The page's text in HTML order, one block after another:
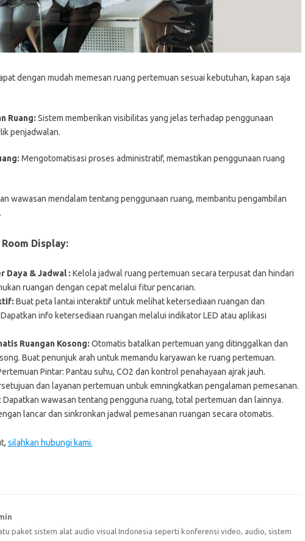
dengan mudah memesan ruang pertemuan sesuai kebutuhan, kapan saja
Ruang: Sistem memberikan visibilitas yang jelas terhadap penggunaan
penjadwalan.
Mengotomatisasi proses administratif, memastikan penggunaan ruang
wawasan mendalam tentang penggunaan ruang, membantu pengambilan
Display:
Daya & Jadwal : Kelola jadwal ruang pertemuan secara terpusat dan hindari
ruangan dengan cepat melalui fitur pencarian.
Buat peta lantai interaktif untuk melihat ketersediaan ruangan dan
info ketersediaan ruangan melalui indikator LED atau aplikasi
Ruangan Kosong: Otomatis batalkan pertemuan yang ditinggalkan dan
Buat penunjuk arah untuk memandu karyawan ke ruang pertemuan.
Pintar: Pantau suhu, CO2 dan kontrol penahayaan ajrak jauh.
dan layanan pertemuan untuk emningkatkan pengalaman pemesanan.
Dapatkan wawasan tentang pengguna ruang, total pertemuan dan lainnya.
lancar dan sinkronkan jadwal pemesanan ruangan secara otomatis.
silahkan hubungi kami.
paket sistem alat audio visual Indonesia seperti konferensi video, audio, sistem